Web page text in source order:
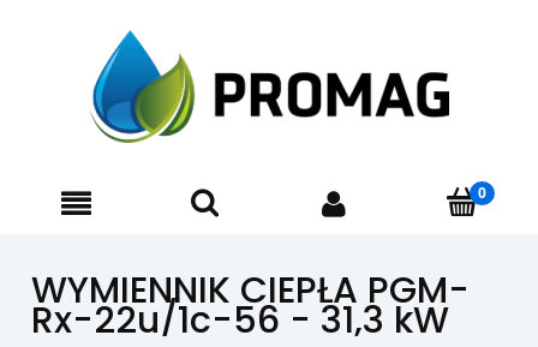
WYMIENNIK CIEPŁA PGM-
Rx-22u/1c-56 - 31,3 kW